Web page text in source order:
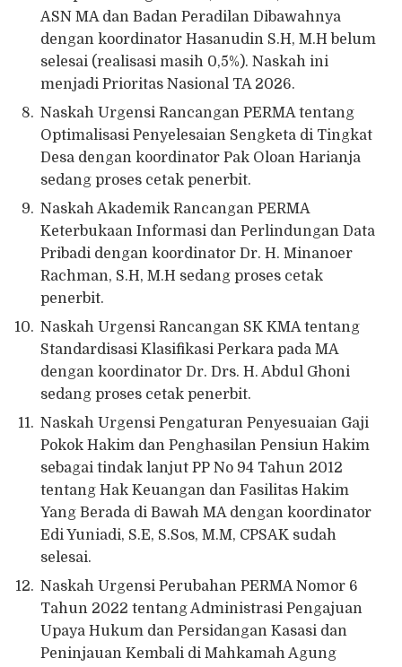
ASN MA dan Badan Peradilan Dibawahnya
dengan koordinator Hasanudin S.H, M.H belum
selesai (realisasi masih 0,5%). Naskah ini
menjadi Prioritas Nasional TA 2026.
Naskah Urgensi Rancangan PERMA tentang
Optimalisasi Penyelesaian Sengketa di Tingkat
Desa dengan koordinator Pak Oloan Harianja
sedang proses cetak penerbit.
Naskah Akademik Rancangan PERMA
Keterbukaan Informasi dan Perlindungan Data
Pribadi dengan koordinator Dr. H. Minanoer
Rachman, S.H, M.H sedang proses cetak
penerbit.
Naskah Urgensi Rancangan SK KMA tentang
Standardisasi Klasifikasi Perkara pada MA
dengan koordinator Dr. Drs. H. Abdul Ghoni
sedang proses cetak penerbit.
Naskah Urgensi Pengaturan Penyesuaian Gaji
Pokok Hakim dan Penghasilan Pensiun Hakim
sebagai tindak lanjut PP No 94 Tahun 2012
tentang Hak Keuangan dan Fasilitas Hakim
Yang Berada di Bawah MA dengan koordinator
Edi Yuniadi, S.E, S.Sos, M.M, CPSAK sudah
selesai.
Naskah Urgensi Perubahan PERMA Nomor 6
Tahun 2022 tentang Administrasi Pengajuan
Upaya Hukum dan Persidangan Kasasi dan
Peninjauan Kembali di Mahkamah Agung